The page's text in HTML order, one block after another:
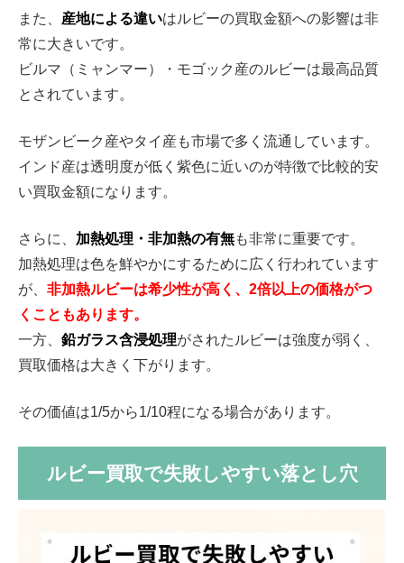
また、 産地による違いはルビーの買取金額への影響は非
常に大きいです。
ビルマ（ミャンマー）・モゴック産のルビーは最高品質
とされています。
モザンビーク産やタイ産も市場で多く流通しています。
インド産は透明度が低く紫色に近いのが特徴で比較的安
い買取金額になります。
さらに、 加熱処理・非加熱の有無も非常に重要です。
加熱処理は色を鮮やかにするために広く行われています
が、 非加熱ルビーは希少性が高く、2倍以上の価格がつ
くこともあります。
一方、 鉛ガラス含浸処理がされたルビーは強度が弱く、
買取価格は大きく下がります。
その価値は1/5から1/10程になる場合があります。
ルビー買取で失敗しやすい落とし穴